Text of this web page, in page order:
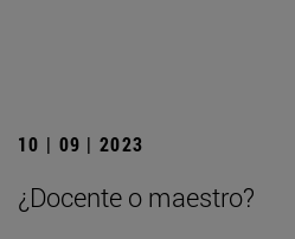
10 | 09 | 2023
¿Docente o maestro?